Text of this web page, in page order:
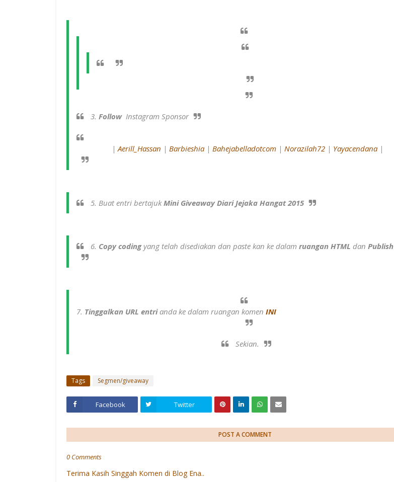
3. FollowInstagram Sponsor
|Aerill_Hassan | Barbieshia| Bahejabelladotcom| Norazilah72| Yayacendana|
5. Buat entri bertajukMini Giveaway Diari Jejaka Hangat 2015
6. Copy codingyang telah disediakan dan paste kan ke dalam ruangan HTML dan Publish
7. Tinggalkan URL entrianda ke dalam ruangan komen INI
Sekian.
Tags Segmen/giveaway
Facebook Twitter
POST A COMMENT
0 Comments
Terima Kasih Singgah Komen di Blog Ena..